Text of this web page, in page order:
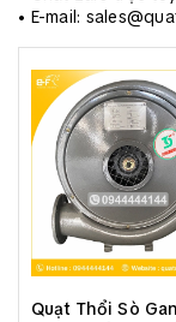
• E-mail:
Quạt Thổi Sò